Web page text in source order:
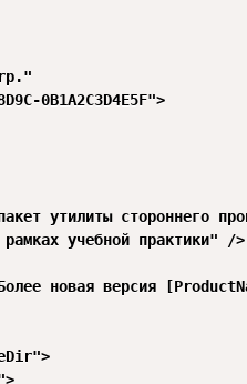
0B1A2C3D4E5F">
утилиты стороннего
учебной практики" />
новая версия